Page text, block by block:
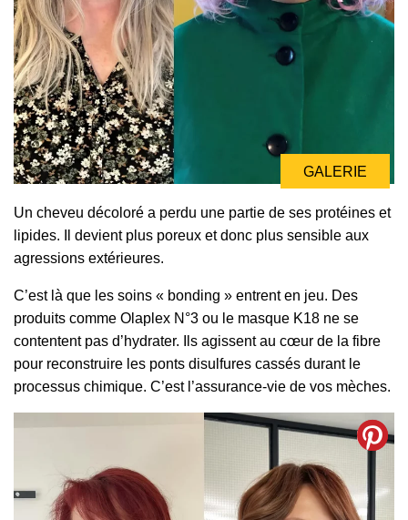
GALERIE
Un cheveu décoloré a perdu une partie de ses protéines et
lipides. Il devient plus poreux et donc plus sensible aux
agressions extérieures.
C’est là que les soins « bonding » entrent en jeu. Des
produits comme Olaplex N°3 ou le masque K18 ne se
contentent pas d’hydrater. Ils agissent au cœur de la fibre
pour reconstruire les ponts disulfures cassés durant le
processus chimique. C’est l’assurance-vie de vos mèches.